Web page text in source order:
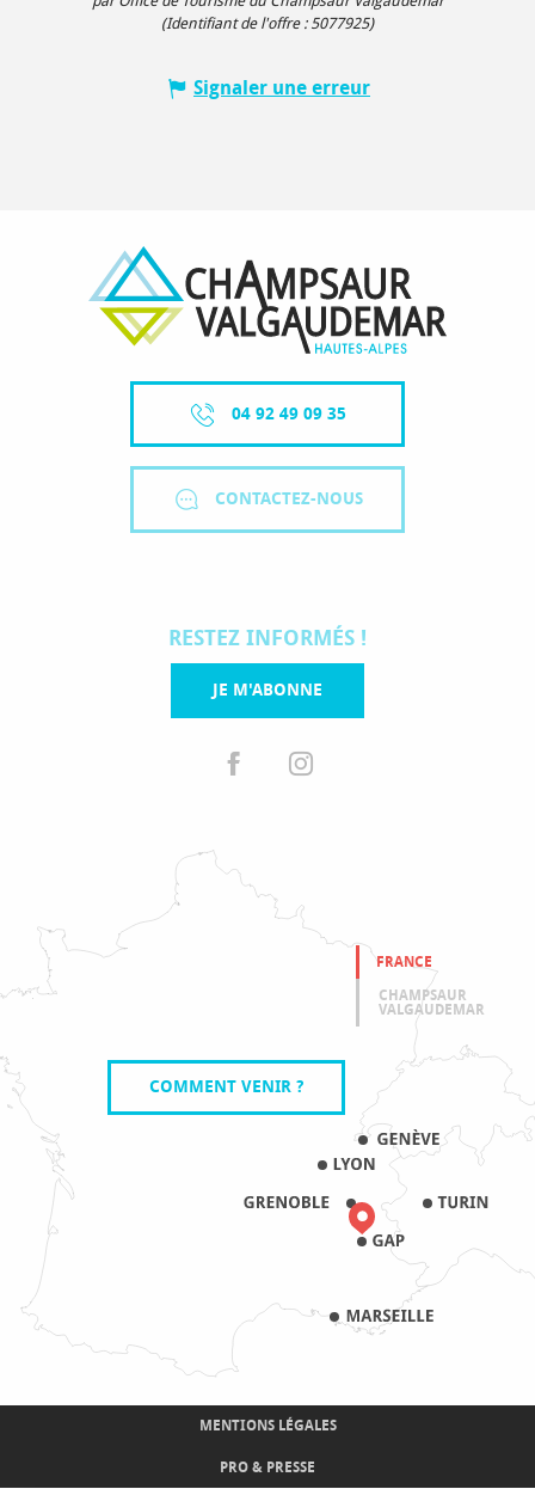
(Identifiant de l'offre : 5077925)
Signaler une erreur
04 92 49 09 35
CONTACTEZ-NOUS
RESTEZ INFORMÉS !
JE M'ABONNE
FRANCE
CHAMPSAUR
VALGAUDEMAR
COMMENT VENIR ?
MENTIONS LÉGALES
PRO & PRESSE